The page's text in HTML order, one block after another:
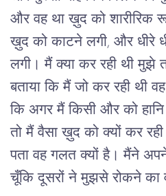
और वह था ख़ुद को शारीरिक
ख़ुद को काटने लगी, और धीरे
लगी। मैं क्या कर रही थी मुझे
बताया कि मैं जो कर रही थी
कि अगर मैं किसी और को हानि
तो मैं वैसा ख़ुद को क्यों कर
पता वह गलत क्यों है। मैंने
चूँकि दूसरों ने मुझसे रोकने का